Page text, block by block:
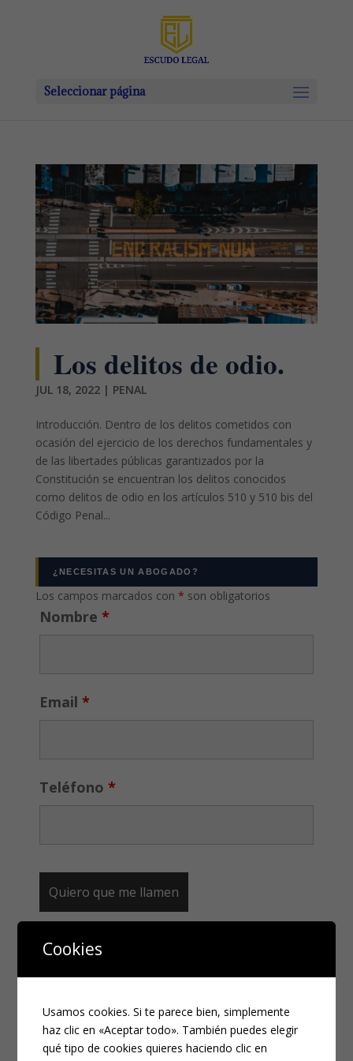
Seleccionar página
Los delitos de odio.
JUL 18, 2022| PENAL
Introducción. Dentro de los delitos cometidos con
ocasión del ejercicio de los derechos fundamentales y
de las libertades públicas garantizados por la
Constitución se encuentran los delitos conocidos
como delitos de odio en los artículos 510 y 510 bis del
Código Penal...
¿NECESITAS UN ABOGADO?
Los campos marcados con * son obligatorios
Nombre *
Email *
Teléfono *
Noticias
Penal
Cookies
Usamos cookies. Si te parece bien, simplemente
haz clic en «Aceptar todo». También puedes elegir
qué tipo de cookies quieres haciendo clic en